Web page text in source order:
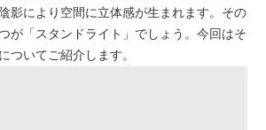
影により空間に立体感が生まれます。その
が「スタンドライト」でしょう。今回はそ
ついてご紹介します。